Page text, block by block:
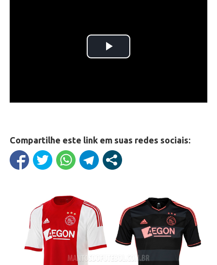
Compartilhe este link em suas redes sociais: